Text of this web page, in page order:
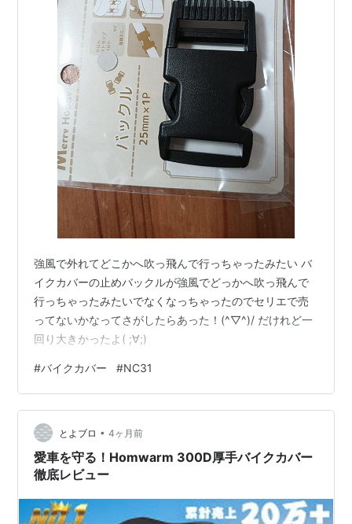
強風で外れてどこかへ吹っ飛んで行っちゃったみたい バ
イクカバーの止めバックルが強風でどっかへ吹っ飛んで
行っちゃったみたいでなくなっちゃったのでセリエで売
ってないかなってさがしたらあった！(^▽^)/ だけれど一
回り大きかったよ( ;∀;)
#バイクカバー #NC31
とよブロ • 4ヶ月前
愛車を守る！Homwarm 300D厚手バイクカバー
徹底レビュー